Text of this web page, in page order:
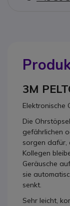
3M
Elektronische
Die
gefährlichen
sorgen dafür,
Kollegen
Geräusche
sie
senkt.
Sehr leicht,